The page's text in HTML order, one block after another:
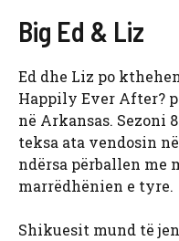
Big Ed & Liz
Ed dhe Liz po
Happily Ever After?
në Arkansas. Sezoni
teksa ata vendosin
ndërsa përballen me
marrëdhënien e tyre.
Shikuesit mund të